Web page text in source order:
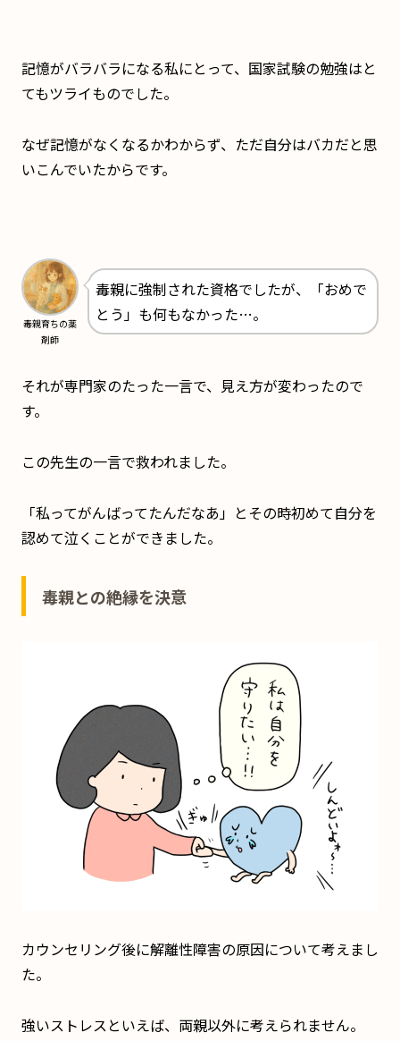
記憶がバラバラになる私にとって、国家試験の勉強はと
てもツライものでした。
なぜ記憶がなくなるかわからず、ただ自分はバカだと思
いこんでいたからです。
毒親育ちの薬
剤師
毒親に強制された資格でしたが、「おめで
とう」も何もなかった…。
それが専門家のたった一言で、見え方が変わったので
す。
この先生の一言で救われました。
「私ってがんばってたんだなあ」とその時初めて自分を
認めて泣くことができました。
毒親との絶縁を決意
カウンセリング後に解離性障害の原因について考えまし
た。
強いストレスといえば、両親以外に考えられません。